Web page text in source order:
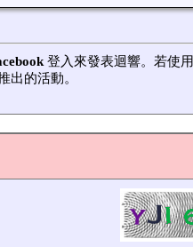
登入來發表迴響。若使用
出的活動。